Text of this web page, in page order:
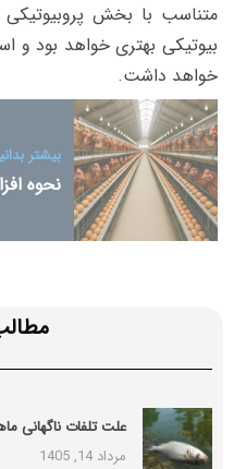
متناسب با بخش
بیوتیکی بهتری خواهد بود و
خواهد داشت.
بیشتر
نحوه
علت تلفات ناگهانی
مرداد 14, 1405